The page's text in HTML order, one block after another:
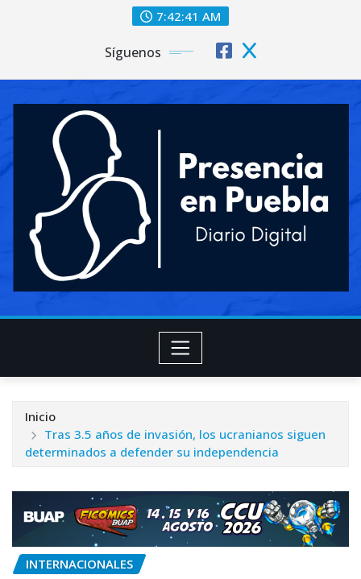
7:42:42 AM
Síguenos
Inicio
Tras 3.5 años de invasión, los ucranianos siguen
determinados a defender su independencia
INTERNACIONALES